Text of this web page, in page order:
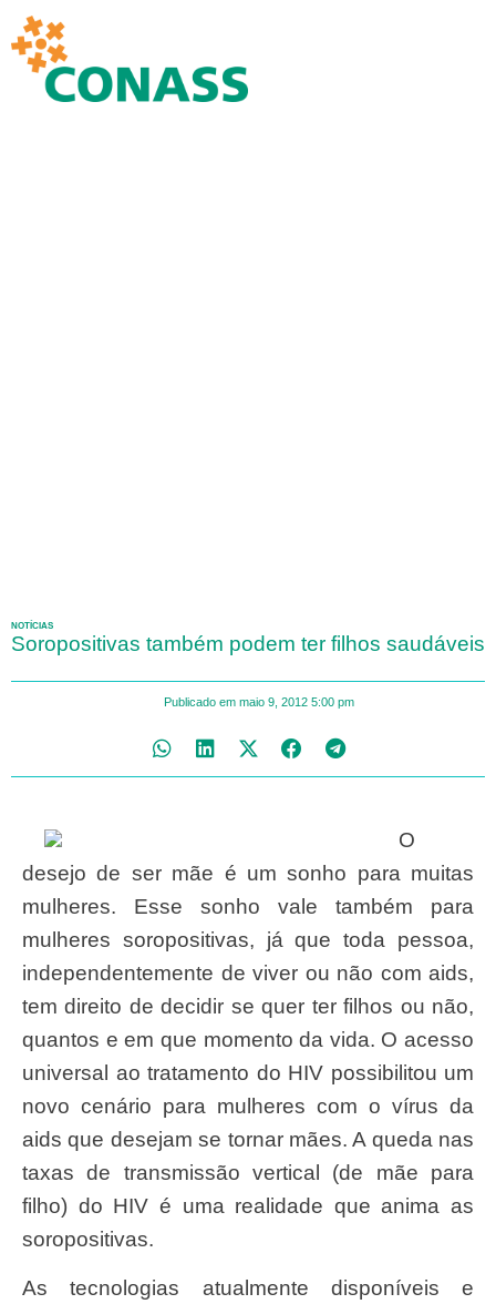
NOTÍCIAS
Soropositivas também podem ter filhos saudáveis
Publicado em maio 9, 2012 5:00 pm
O
desejo de ser mãe é um sonho para muitas
mulheres. Esse sonho vale também para
mulheres soropositivas, já que toda pessoa,
independentemente de viver ou não com aids,
tem direito de decidir se quer ter filhos ou não,
quantos e em que momento da vida. O acesso
universal ao tratamento do HIV possibilitou um
novo cenário para mulheres com o vírus da
aids que desejam se tornar mães. A queda nas
taxas de transmissão vertical (de mãe para
filho) do HIV é uma realidade que anima as
soropositivas.
As tecnologias atualmente disponíveis e